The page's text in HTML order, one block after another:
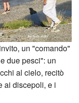
Tra
un "comando"
due pesci": un
al cielo, recitò
ai discepoli, e i